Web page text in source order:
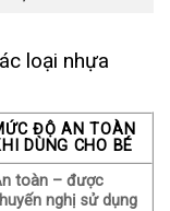
loại nhựa
ĐỘ AN TOÀN
DÙNG CHO BÉ
toàn – được
nghị sử dụng